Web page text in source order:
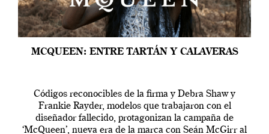
MCQUEEN: ENTRE TARTÁN Y CALAVERAS
Códigos reconocibles de la firma y Debra Shaw y
Frankie Rayder, modelos que trabajaron con el
diseñador fallecido, protagonizan la campaña de
‘McQueen’, nueva era de la marca con Seán McGirr al